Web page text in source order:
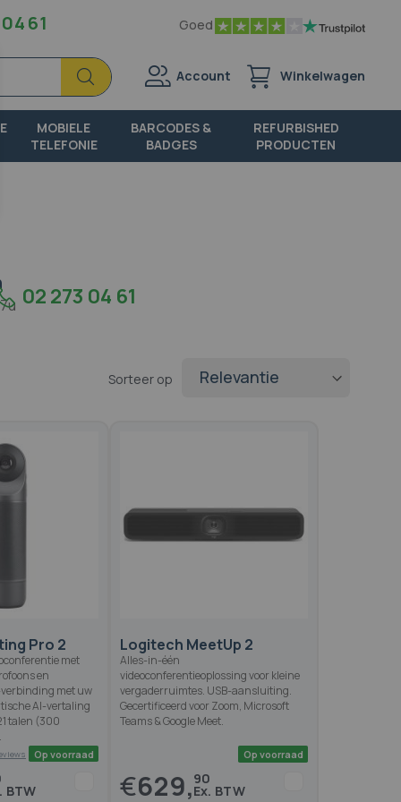
61 Goed
Zoek
Zoek
Account Winkelwagen
MOBIELE
TELEFONIE
BARCODES &
BADGES
REFURBISHED
PRODUCTEN
02 273 04 61
Sorteer op
Pro 2
met
en
met uw
AI-vertaling
talen (300
Logitech MeetUp 2
Alles-in-één
videoconferentieoplossing voor kleine
vergaderruimtes. USB-aansluiting.
Gecertificeerd voor Zoom, Microsoft
Teams & Google Meet.
€629,90